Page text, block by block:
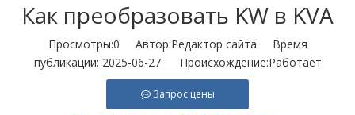
Как преобразовать KW в KVA
Просмотры:0 Автор:Pедактор сайта Время
публикации: 2025-06-27 Происхождение:Работает
Запрос цены